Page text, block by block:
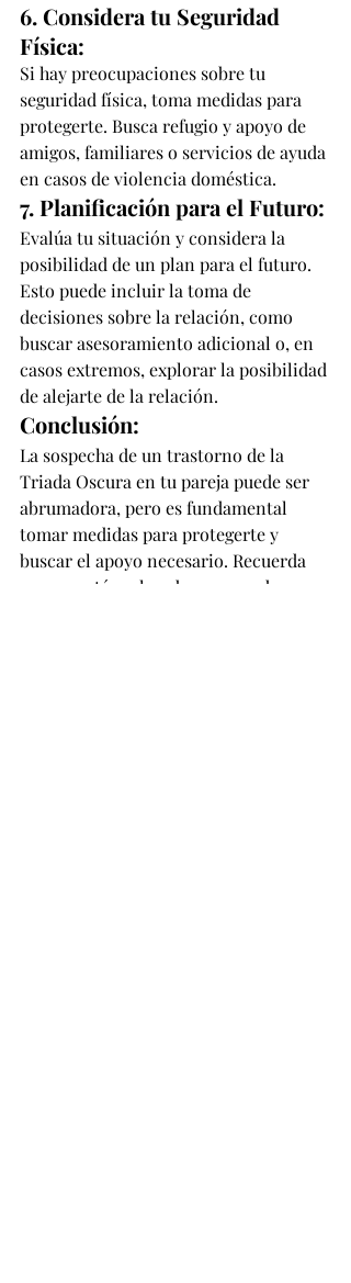
6. Considera tu Seguridad
Física:
Si hay preocupaciones sobre tu
seguridad física, toma medidas para
protegerte. Busca refugio y apoyo de
amigos, familiares o servicios de ayuda
en casos de violencia doméstica.
7. Planificación para el Futuro:
Evalúa tu situación y considera la
posibilidad de un plan para el futuro.
Esto puede incluir la toma de
decisiones sobre la relación, como
buscar asesoramiento adicional o, en
casos extremos, explorar la posibilidad
de alejarte de la relación.
Conclusión:
La sospecha de un trastorno de la
Triada Oscura en tu pareja puede ser
abrumadora, pero es fundamental
tomar medidas para protegerte y
buscar el apoyo necesario. Recuerda
que no estás sola, y buscar ayuda